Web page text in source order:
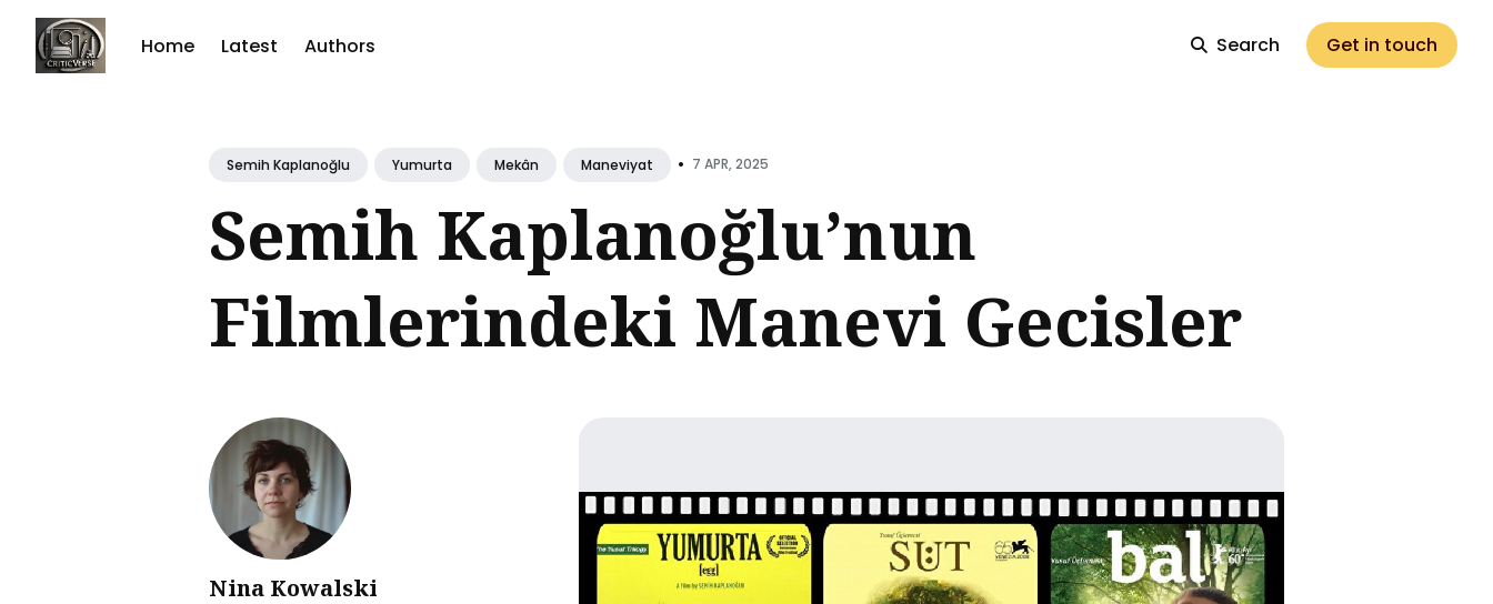
Home Latest Authors Search Get in touch
for
Semih Kaplanoğlu Yumurta Mekân Maneviyat • 7 APR, 2025
Semih Kaplanoğlu’nun
Filmlerindeki Manevi Gecisler
Nina Kowalski